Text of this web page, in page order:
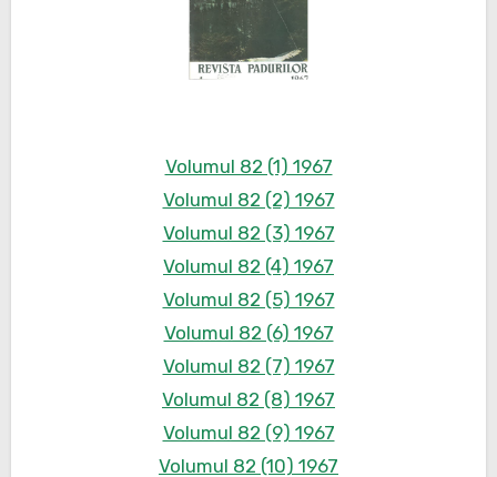
Volumul 82 (1) 1967
Volumul 82 (2) 1967
Volumul 82 (3) 1967
Volumul 82 (4) 1967
Volumul 82 (5) 1967
Volumul 82 (6) 1967
Volumul 82 (7) 1967
Volumul 82 (8) 1967
Volumul 82 (9) 1967
Volumul 82 (10) 1967